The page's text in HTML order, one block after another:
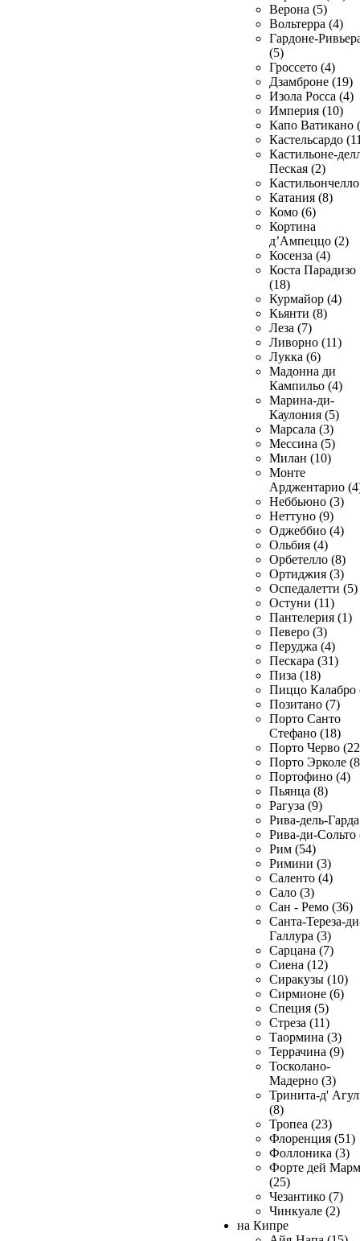
Верона (5)
Вольтерра (4)
Гардоне-
(5)
Гроссето (4)
Дзамброне (19)
Изола Росса (4)
Империя (10)
Капо Ватикано
Кастельсардо
Кастильоне-
Пеская (2)
Катания (8)
Комо (6)
Кортина
д’Ампеццо (2)
Косенза (4)
Коста Парадизо
(18)
Курмайор (4)
Кьянти (8)
Леза (7)
Ливорно (11)
Лукка (6)
Мадонна ди
Кампильо (4)
Марина-ди-
Каулония (5)
Марсала (3)
Мессина (5)
Милан (10)
Монте
Арджентарио
Неббьюно (3)
Неттуно (9)
Оджеббио (4)
Ольбия (4)
Орбетелло (8)
Ортиджия (3)
Оспедалетти (5)
Остуни (11)
Пантелерия (1)
Певеро (3)
Перуджа (4)
Пескара (31)
Пиза (18)
Пиццо Калабро
Позитано (7)
Порто Санто
Стефано (18)
Порто Черво
Порто Эрколе
Портофино (4)
Пьянца (8)
Рагуза (9)
Рива-дель-
Рива-ди-Сольто
Рим (54)
Римини (3)
Саленто (4)
Сало (3)
Сан - Ремо (36)
Санта-Тереза-
Галлура (3)
Сарцана (7)
Сиена (12)
Сиракузы (10)
Сирмионе (6)
Специя (5)
Стреза (11)
Таормина (3)
Террачина (9)
Тосколано-
Мадерно (3)
Тринита-д'
(8)
Тропеа (23)
Флоренция (51)
Фоллоника (3)
Форте дей
(25)
Чезантико (7)
Чинкуале (2)
на Кипре